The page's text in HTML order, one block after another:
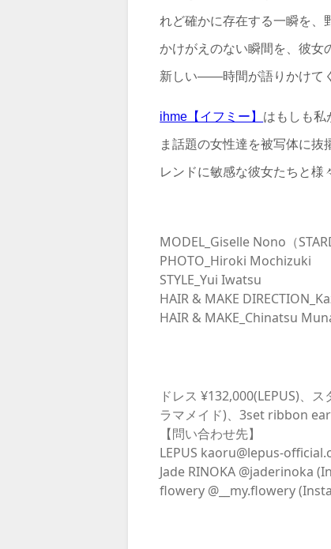
れど確かに存在する一瞬を、
かけがえのない瞬間を、彼女
新しい——時間が語りかけて
ihme【イフミー】 はもしも私
ま話題の女性達を被写体に抜
レンドに敏感な彼女たちと様
MODEL_Giselle Nono（
PHOTO_Hiroki Mochizuki
STYLE_Yui Iwatsu
HAIR & MAKE
HAIR & MAKE_Chinatsu
ドレス ¥132,000(LEPUS)、
ラマメイド)、3set ribbon
【問い合わせ先】
LEPUS kaoru@lepus-
Jade RINOKA @jaderinoka
flowery @__my.flowery